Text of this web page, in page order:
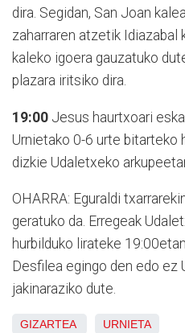
dira. Segidan, San Joan
zaharraren atzetik Idiazabal
kaleko igoera gauzatuko
plazara iritsiko dira.
19:00 Jesus haurtxoari
Urnietako 0-6 urte bitarteko
dizkie Udaletxeko
OHARRA: Eguraldi
geratuko da. Erregeak
hurbilduko lirateke
Desfilea egingo den edo ez
jakinaraziko dute.
GIZARTEA URNIETA